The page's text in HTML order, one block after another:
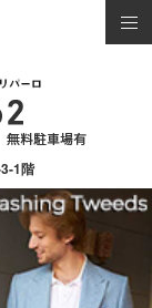
1階